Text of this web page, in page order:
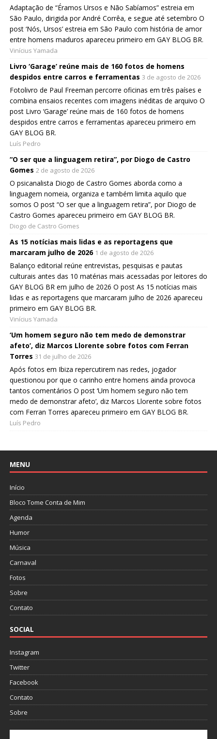
Adaptação de “Éramos Ursos e Não Sabíamos” estreia em
São Paulo, dirigida por André Corrêa, e segue até setembro O
post ‘Nós, Ursos’ estreia em São Paulo com história de amor
entre homens maduros apareceu primeiro em GAY BLOG BR.
Vinícius Yamada
Livro ‘Garage’ reúne mais de 160 fotos de homens
despidos entre carros e ferramentas 3 de agosto de 2026
Fotolivro de Paul Freeman percorre oficinas em três países e
combina ensaios recentes com imagens inéditas de arquivo O
post Livro ‘Garage’ reúne mais de 160 fotos de homens
despidos entre carros e ferramentas apareceu primeiro em
GAY BLOG BR.
Luís Pedro
“O ser que a linguagem retira”, por Diogo de Castro
Gomes 2 de agosto de 2026
O psicanalista Diogo de Castro Gomes aborda como a
linguagem nomeia, organiza e também limita aquilo que
somos O post “O ser que a linguagem retira”, por Diogo de
Castro Gomes apareceu primeiro em GAY BLOG BR.
Diogo de Castro Gomes
As 15 notícias mais lidas e as reportagens que
marcaram julho de 2026 1 de agosto de 2026
Balanço editorial reúne entrevistas, pesquisas e pautas
culturais antes das 10 matérias mais acessadas por leitores do
GAY BLOG BR em julho de 2026 O post As 15 notícias mais
lidas e as reportagens que marcaram julho de 2026 apareceu
primeiro em GAY BLOG BR.
Vinícius Yamada
‘Um homem seguro não tem medo de demonstrar
afeto’, diz Marcos Llorente sobre fotos com Ferran
Torres 31 de julho de 2026
Após fotos em Ibiza repercutirem nas redes, jogador
questionou por que o carinho entre homens ainda provoca
tantos comentários O post ‘Um homem seguro não tem
medo de demonstrar afeto’, diz Marcos Llorente sobre fotos
com Ferran Torres apareceu primeiro em GAY BLOG BR.
Luís Pedro
MENU
Início
Bloco Tome Conta de Mim
Agenda
Humor
Música
Carnaval
Fotos
Sobre
Contato
SOCIAL
Instagram
Twitter
Facebook
Contato
Sobre